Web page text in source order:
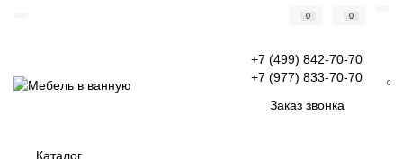
0 0
+7 (499) 842-70-70
+7 (977) 833-70-70
Заказ звонка
0
Каталог